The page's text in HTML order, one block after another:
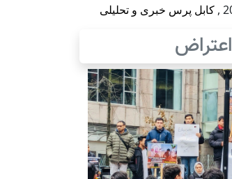
, کابل پرس خبری و تحلیلی
اعتراض